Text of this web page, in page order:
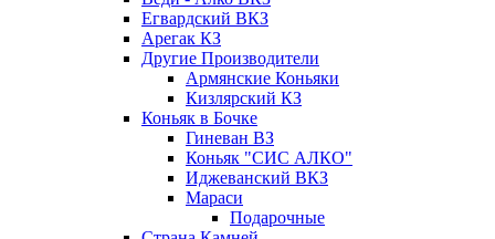
Егвардский ВКЗ
Арегак КЗ
Другие Производители
Армянские Коньяки
Кизлярский КЗ
Коньяк в Бочке
Гиневан ВЗ
Коньяк "СИС АЛКО"
Иджеванский ВКЗ
Мараси
Подарочные